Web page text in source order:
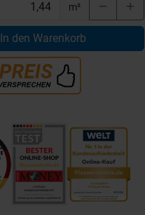
m²
In den Warenkorb